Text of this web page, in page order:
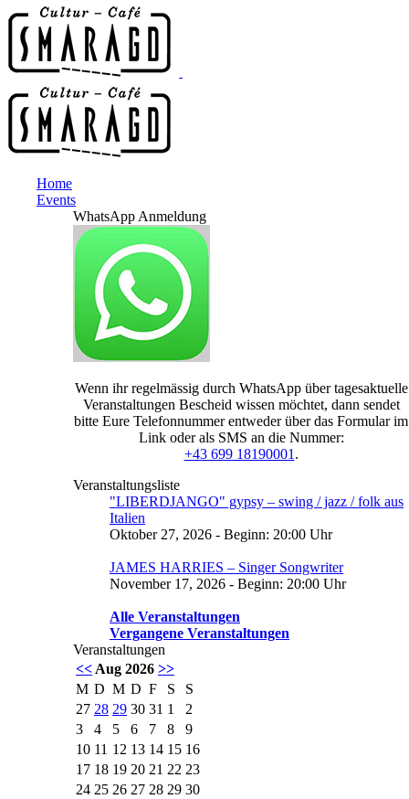
Home
Events
WhatsApp Anmeldung
Wenn ihr regelmässig durch WhatsApp über tagesaktuelle
Veranstaltungen Bescheid wissen möchtet, dann sendet
bitte Eure Telefonnummer entweder über das Formular im
Link oder als SMS an die Nummer:
+43 699 18190001 .
Veranstaltungsliste
"LIBERDJANGO" gypsy – swing / jazz / folk aus
Italien
Oktober 27, 2026 - Beginn: 20:00 Uhr
JAMES HARRIES – Singer Songwriter
November 17, 2026 - Beginn: 20:00 Uhr
Alle Veranstaltungen
Vergangene Veranstaltungen
Veranstaltungen
<< Aug 2026 >>
M D M D F S
S
27 28 29 30 31 1
2
3
4 5 6 7 8
9
10 11 12 13 14 15 16
17 18 19 20 21 22 23
24 25 26 27 28 29 30